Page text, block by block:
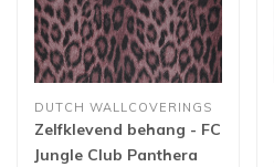
DUTCH WALLCOVERINGS
Zelfklevend behang - FC
Jungle Club Panthera